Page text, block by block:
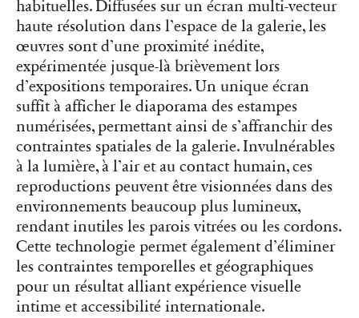
habituelles. Diffusées sur un écran multi-vecteur
haute résolution dans l’espace de la galerie, les
œuvres sont d’une proximité inédite,
expérimentée jusque-là brièvement lors
d’expositions temporaires. Un unique écran
suffit à afficher le diaporama des estampes
numérisées, permettant ainsi de s’affranchir des
contraintes spatiales de la galerie. Invulnérables
à la lumière, à l’air et au contact humain, ces
reproductions peuvent être visionnées dans des
environnements beaucoup plus lumineux,
rendant inutiles les parois vitrées ou les cordons.
Cette technologie permet également d’éliminer
les contraintes temporelles et géographiques
pour un résultat alliant expérience visuelle
intime et accessibilité internationale.